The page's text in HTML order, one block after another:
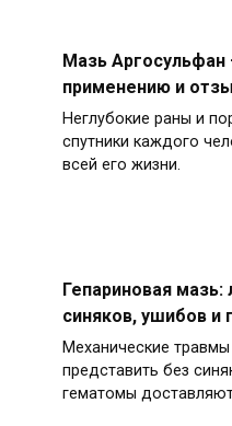
Мазь Аргосульфан
применению и
Неглубокие раны и
спутники каждого
всей его жизни.
Гепариновая
синяков, ушибов и
Механические
представить без
гематомы